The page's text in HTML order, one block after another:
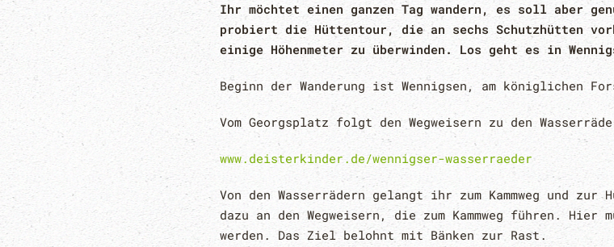
Ihr möchtet einen ganzen Tag wandern, es soll aber
probiert die Hüttentour, die an sechs Schutzhütten
einige Höhenmeter zu überwinden. Los geht es in
Beginn der Wanderung ist Wennigsen, am königlichen
Vom Georgsplatz folgt den Wegweisern zu den
www.deisterkinder.de/wennigser-wasserraeder
Von den Wasserrädern gelangt ihr zum Kammweg und
dazu an den Wegweisern, die zum Kammweg führen. Hier
werden. Das Ziel belohnt mit Bänken zur Rast.